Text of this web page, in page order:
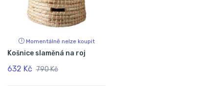
Momentálně nelze koupit
Košnice slaměná na roj
632 Kč 790 Kč